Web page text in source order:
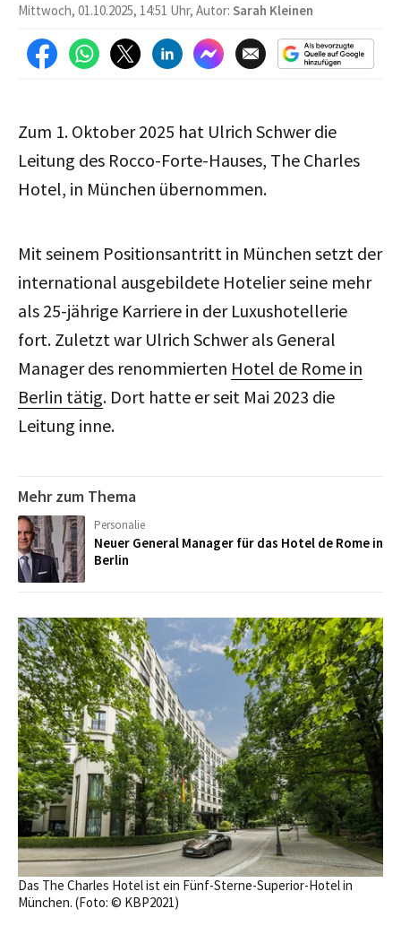
Mittwoch, 01.10.2025, 14:51 Uhr, Autor: Sarah Kleinen
Zum 1. Oktober 2025 hat Ulrich Schwer die
Leitung des Rocco-Forte-Hauses, The Charles
Hotel, in München übernommen.
Mit seinem Positionsantritt in München setzt der
international ausgebildete Hotelier seine mehr
als 25-jährige Karriere in der Luxushotellerie
fort. Zuletzt war Ulrich Schwer als General
Manager des renommierten Hotel de Rome in
Berlin tätig. Dort hatte er seit Mai 2023 die
Leitung inne.
Mehr zum Thema
Personalie
Neuer General Manager für das Hotel de Rome in
Berlin
Das The Charles Hotel ist ein Fünf-Sterne-Superior-Hotel in
München. (Foto: © KBP2021)